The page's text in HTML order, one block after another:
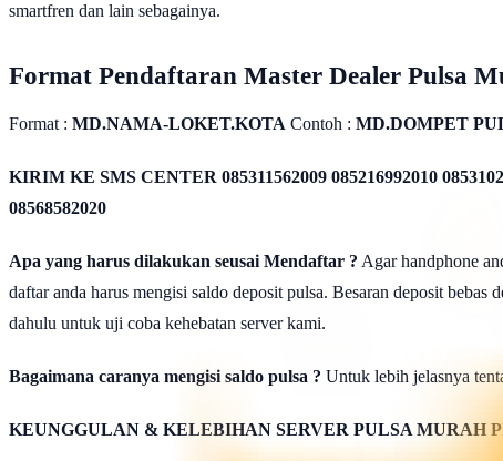
smartfren dan lain sebagainya.
Format Pendaftaran Master Dealer Pulsa
Format : MD.NAMA-LOKET.KOTA Contoh : MD.DOMPET
KIRIM KE SMS CENTER 085311562009 085216992010
08568582020
Apa yang harus dilakukan seusai Mendaftar ? Agar handphone
daftar anda harus mengisi saldo deposit pulsa. Besaran deposit
dahulu untuk uji coba kehebatan server kami.
Bagaimana caranya mengisi saldo pulsa ? Untuk lebih jelasnya
KEUNGGULAN & KELEBIHAN SERVER PULSA MURAH